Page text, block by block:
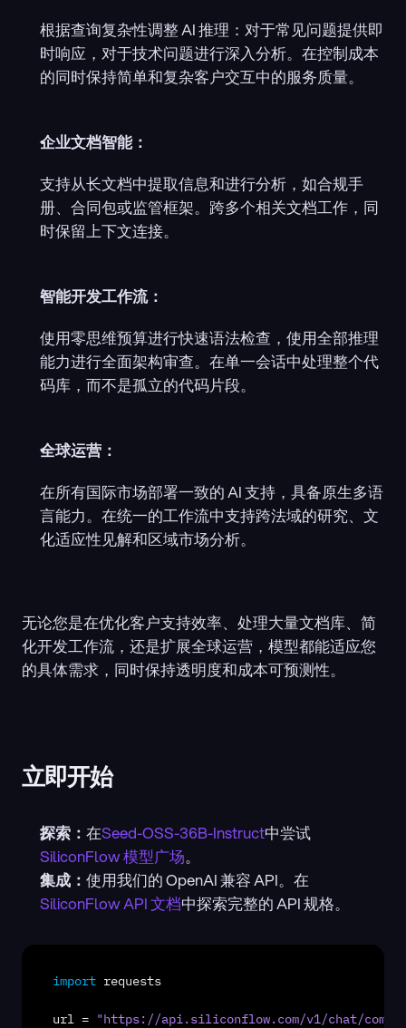
根据查询复杂性调整 AI 推理：对于常见问题提供即
时响应，对于技术问题进行深入分析。在控制成本
的同时保持简单和复杂客户交互中的服务质量。
企业文档智能：
支持从长文档中提取信息和进行分析，如合规手
册、合同包或监管框架。跨多个相关文档工作，同
时保留上下文连接。
智能开发工作流：
使用零思维预算进行快速语法检查，使用全部推理
能力进行全面架构审查。在单一会话中处理整个代
码库，而不是孤立的代码片段。
全球运营：
在所有国际市场部署一致的 AI 支持，具备原生多语
言能力。在统一的工作流中支持跨法域的研究、文
化适应性见解和区域市场分析。
无论您是在优化客户支持效率、处理大量文档库、简
化开发工作流，还是扩展全球运营，模型都能适应您
的具体需求，同时保持透明度和成本可预测性。
立即开始
探索： 在Seed-OSS-36B-Instruct中尝试
SiliconFlow 模型广场。
集成： 使用我们的 OpenAI 兼容 API。在
SiliconFlow API 文档中探索完整的 API 规格。
import requests
url = "https://api.siliconflow.com/v1/chat/